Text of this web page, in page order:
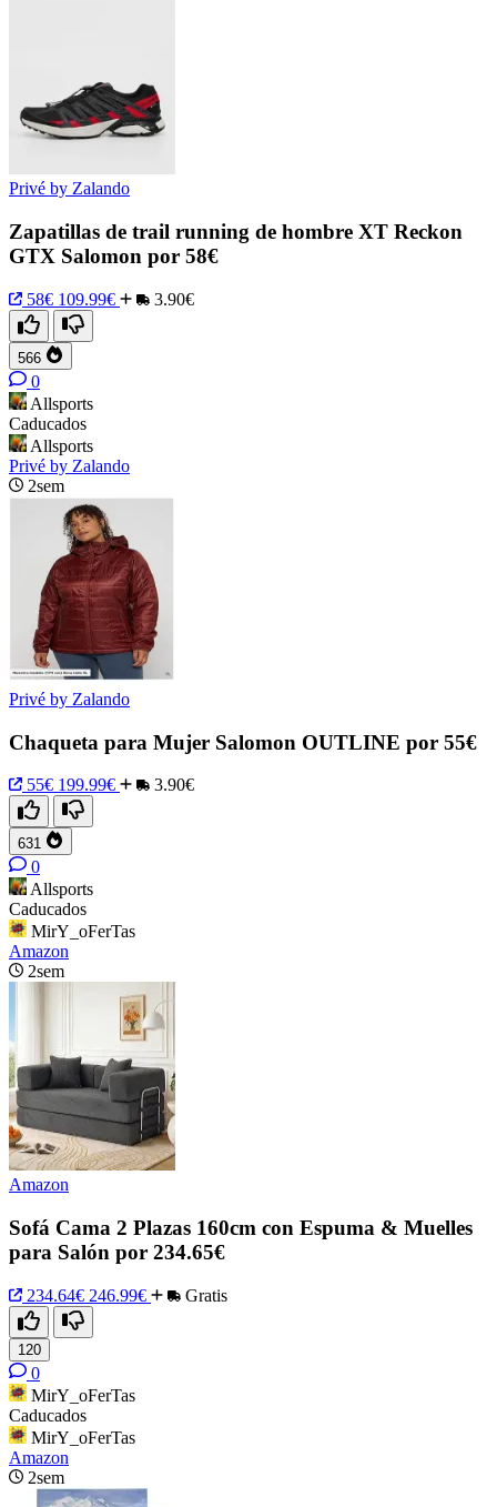
Privé by Zalando
Zapatillas de trail running de hombre XT Reckon
GTX Salomon por 58€
58€ 109.99€ 3.90€
566
0
Allsports
Caducados
Allsports
Privé by Zalando
2sem
Privé by Zalando
Chaqueta para Mujer Salomon OUTLINE por 55€
55€ 199.99€ 3.90€
631
0
Allsports
Caducados
MirY_oFerTas
Amazon
2sem
Amazon
Sofá Cama 2 Plazas 160cm con Espuma & Muelles
para Salón por 234.65€
234.64€ 246.99€ Gratis
120
0
MirY_oFerTas
Caducados
MirY_oFerTas
Amazon
2sem